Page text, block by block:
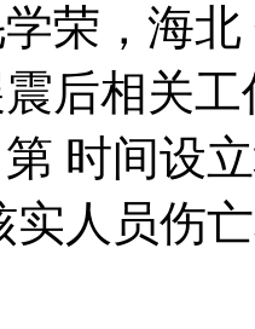
荣，海
后相关
时间设
实人员伤